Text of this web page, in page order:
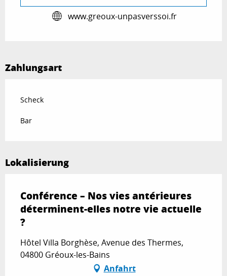
www.greoux-unpasverssoi.fr
Zahlungsart
Scheck
Bar
Lokalisierung
Conférence – Nos vies antérieures
déterminent-elles notre vie actuelle
?
Hôtel Villa Borghèse, Avenue des Thermes,
04800 Gréoux-les-Bains
Anfahrt